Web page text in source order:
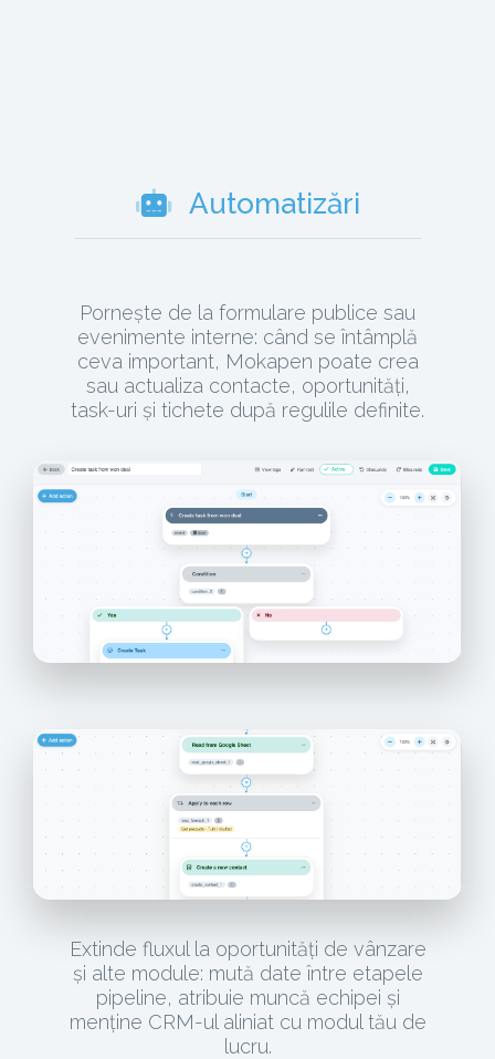
Automatizări
Pornește de la formulare publice sau
evenimente interne: când se întâmplă
ceva important, Mokapen poate crea
sau actualiza contacte, oportunități,
task-uri și tichete după regulile definite.
Extinde fluxul la oportunități de vânzare
și alte module: mută date între etapele
pipeline, atribuie muncă echipei și
menține CRM-ul aliniat cu modul tău de
lucru.